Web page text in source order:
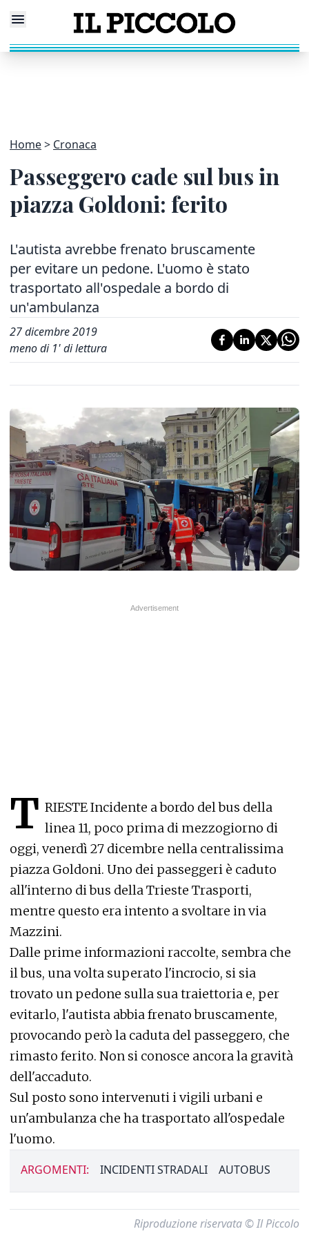
Home Cronaca
Passeggero cade sul bus in
piazza Goldoni: ferito
L'autista avrebbe frenato bruscamente
per evitare un pedone. L'uomo è stato
trasportato all'ospedale a bordo di
un'ambulanza
27 dicembre 2019
meno di 1' di lettura
T RIESTE Incidente a bordo del bus della
linea 11, poco prima di mezzogiorno di
oggi, venerdì 27 dicembre nella centralissima
piazza Goldoni. Uno dei passeggeri è caduto
all'interno di bus della Trieste Trasporti,
mentre questo era intento a svoltare in via
Mazzini.
Dalle prime informazioni raccolte, sembra che
il bus, una volta superato l'incrocio, si sia
trovato un pedone sulla sua traiettoria e, per
evitarlo, l'autista abbia frenato bruscamente,
provocando però la caduta del passeggero, che
rimasto ferito. Non si conosce ancora la gravità
dell'accaduto.
Sul posto sono intervenuti i vigili urbani e
un'ambulanza che ha trasportato all'ospedale
l'uomo.
ARGOMENTI: INCIDENTI STRADALI AUTOBUS
Riproduzione riservata © Il Piccolo